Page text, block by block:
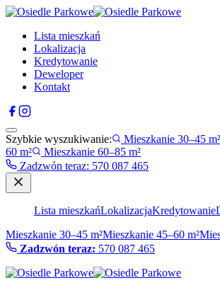
Lista mieszkań
Lokalizacja
Kredytowanie
Deweloper
Kontakt
Szybkie wyszukiwanie: Mieszkanie 30–45 m²
60 m²
Mieszkanie 60–85 m²
Zadzwón teraz: 570 087 465
Lista mieszkańLokalizacjaKredytowanie
Mieszkanie 30–45 m²Mieszkanie 45–60 m²
Zadzwón teraz: 570 087 465